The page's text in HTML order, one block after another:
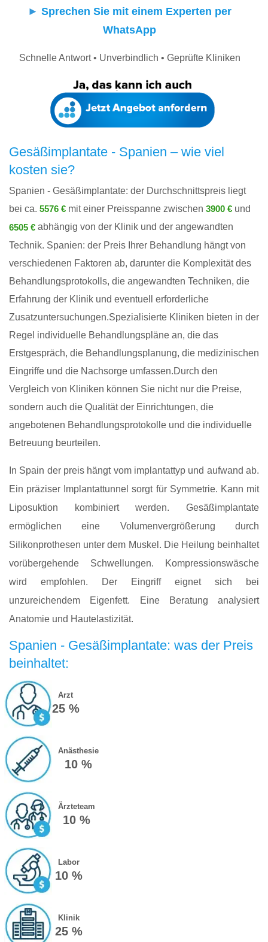
► Sprechen Sie mit einem Experten per
WhatsApp
Schnelle Antwort • Unverbindlich • Geprüfte Kliniken
Gesäßimplantate - Spanien – wie viel
kosten sie?
Spanien - Gesäßimplantate: der Durchschnittspreis liegt
bei ca. 5576 € mit einer Preisspanne zwischen 3900 € und
6505 € abhängig von der Klinik und der angewandten
Technik. Spanien: der Preis Ihrer Behandlung hängt von
verschiedenen Faktoren ab, darunter die Komplexität des
Behandlungsprotokolls, die angewandten Techniken, die
Erfahrung der Klinik und eventuell erforderliche
Zusatzuntersuchungen.Spezialisierte Kliniken bieten in der
Regel individuelle Behandlungspläne an, die das
Erstgespräch, die Behandlungsplanung, die medizinischen
Eingriffe und die Nachsorge umfassen.Durch den
Vergleich von Kliniken können Sie nicht nur die Preise,
sondern auch die Qualität der Einrichtungen, die
angebotenen Behandlungsprotokolle und die individuelle
Betreuung beurteilen.
In Spain der preis hängt vom implantattyp und aufwand ab.
Ein präziser Implantattunnel sorgt für Symmetrie. Kann mit
Liposuktion kombiniert werden. Gesäßimplantate
ermöglichen eine Volumenvergrößerung durch
Silikonprothesen unter dem Muskel. Die Heilung beinhaltet
vorübergehende Schwellungen. Kompressionswäsche
wird empfohlen. Der Eingriff eignet sich bei
unzureichendem Eigenfett. Eine Beratung analysiert
Anatomie und Hautelastizität.
Spanien - Gesäßimplantate: was der Preis
beinhaltet:
Arzt
25 %
Anästhesie
10 %
Ärzteteam
10 %
Labor
10 %
Klinik
25 %